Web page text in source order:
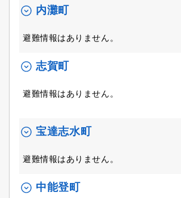
内灘町
避難情報はありません。
志賀町
避難情報はありません。
宝達志水町
避難情報はありません。
中能登町